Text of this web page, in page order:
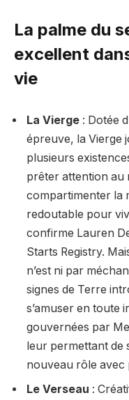
La palme du
excellent
vie
La Vierge : Dotée
épreuve, la Vierge
plusieurs
prêter attention au
compartimenter la
redoutable pour
confirme Lauren
Starts Registry.
n’est ni par
signes de Terre
s’amuser en toute
gouvernées par
leur permettant de
nouveau rôle avec
Le Verseau :